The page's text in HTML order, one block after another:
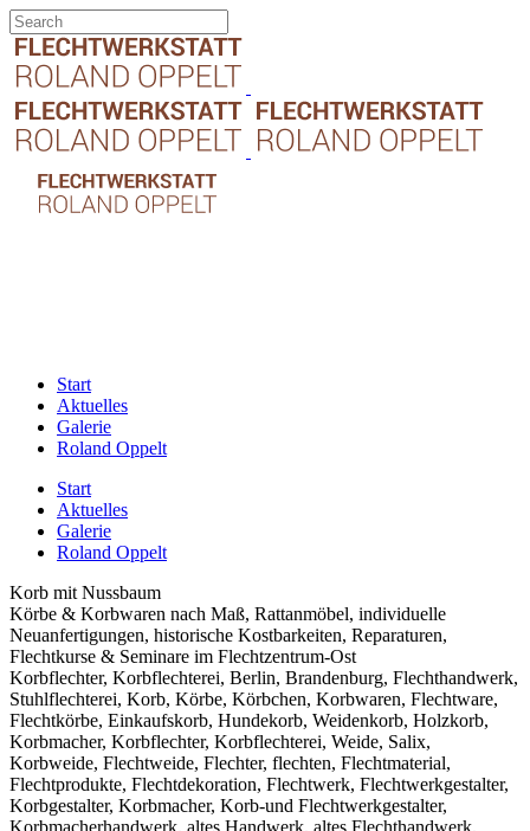
Start
Aktuelles
Galerie
Roland Oppelt
Start
Aktuelles
Galerie
Roland Oppelt
Korb mit Nussbaum
Körbe & Korbwaren nach Maß, Rattanmöbel, individuelle
Neuanfertigungen, historische Kostbarkeiten, Reparaturen,
Flechtkurse & Seminare im Flechtzentrum-Ost
Korbflechter, Korbflechterei, Berlin, Brandenburg, Flechthandwerk,
Stuhlflechterei, Korb, Körbe, Körbchen, Korbwaren, Flechtware,
Flechtkörbe, Einkaufskorb, Hundekorb, Weidenkorb, Holzkorb,
Korbmacher, Korbflechter, Korbflechterei, Weide, Salix,
Korbweide, Flechtweide, Flechter, flechten, Flechtmaterial,
Flechtprodukte, Flechtdekoration, Flechtwerk, Flechtwerkgestalter,
Korbgestalter, Korbmacher, Korb-und Flechtwerkgestalter,
Korbmacherhandwerk, altes Handwerk, altes Flechthandwerk,